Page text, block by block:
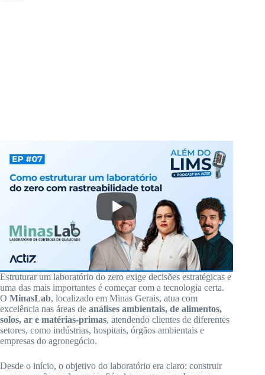
Estruturar um laboratório do zero exige decisões estratégicas e
uma das mais importantes é começar com a tecnologia certa.
O MinasLab, localizado em Minas Gerais, atua com
excelência nas áreas de análises ambientais, de alimentos,
solos, ar e matérias-primas, atendendo clientes de diferentes
setores, como indústrias, hospitais, órgãos ambientais e
empresas do agronegócio.
Desde o início, o objetivo do laboratório era claro: construir